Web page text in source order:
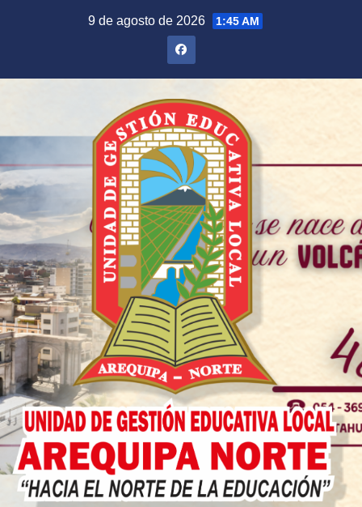
9 de agosto de 2026 1:45 AM